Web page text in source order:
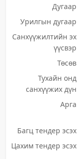
Дугаар
Урилгын дугаар
Санхүүжилтийн эх
үүсвэр
Төсөв
Тухайн онд
санхүүжих дүн
Арга
Багц тендер эсэх
Цахим тендер эсэх